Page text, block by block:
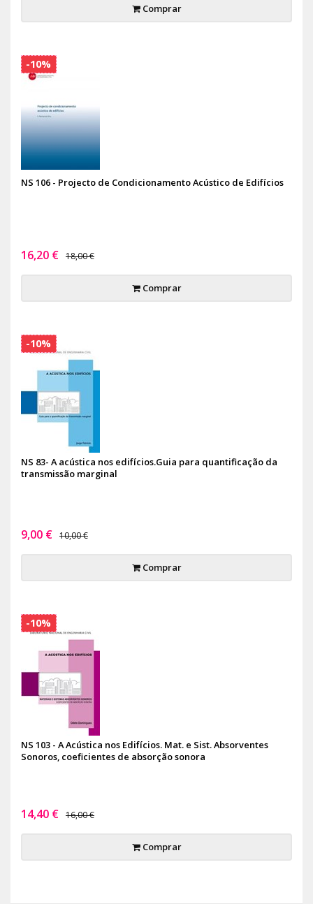
Comprar
NS 106 - Projecto de Condicionamento Acústico de Edifícios
16,20 € 18,00 €
Comprar
-10%
NS 83- A acústica nos edifícios.Guia para quantificação da
transmissão marginal
9,00 € 10,00 €
Comprar
-10%
NS 103 - A Acústica nos Edifícios. Mat. e Sist. Absorventes
Sonoros, coeficientes de absorção sonora
14,40 € 16,00 €
Comprar
-10%